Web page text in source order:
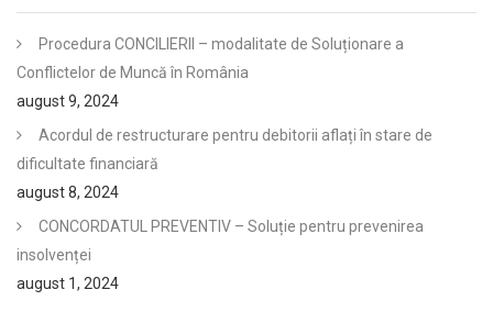
Procedura CONCILIERII – modalitate de Soluționare a
Conflictelor de Muncă în România
august 9, 2024
Acordul de restructurare pentru debitorii aflați în stare de
dificultate financiară
august 8, 2024
CONCORDATUL PREVENTIV – Soluție pentru prevenirea
insolvenței
august 1, 2024